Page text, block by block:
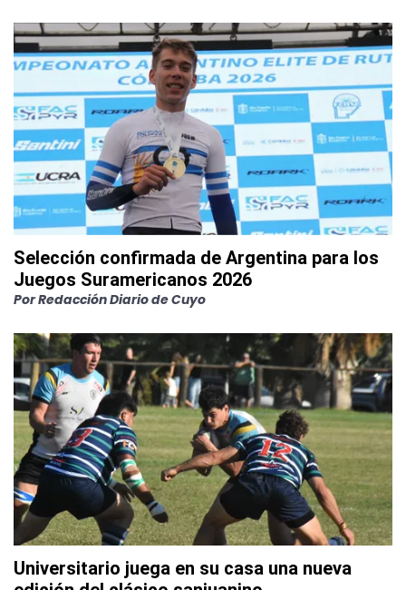
Selección confirmada de Argentina para los
Juegos Suramericanos 2026
PorRedacción Diario de Cuyo
Universitario juega en su casa una nueva